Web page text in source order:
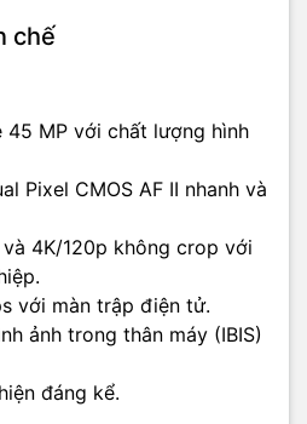
chế
45 MP với chất lượng hình
Pixel CMOS AF II nhanh và
4K/120p không crop với
với màn trập điện tử.
ảnh trong thân máy (IBIS)
đáng kể.